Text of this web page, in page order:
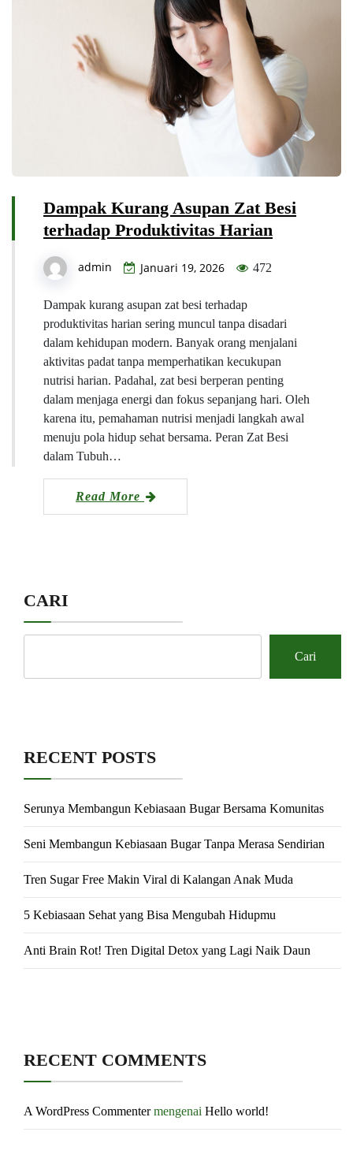
Dampak Kurang Asupan Zat Besi
terhadap Produktivitas Harian
admin Januari 19, 2026 472
Dampak kurang asupan zat besi terhadap
produktivitas harian sering muncul tanpa disadari
dalam kehidupan modern. Banyak orang menjalani
aktivitas padat tanpa memperhatikan kecukupan
nutrisi harian. Padahal, zat besi berperan penting
dalam menjaga energi dan fokus sepanjang hari. Oleh
karena itu, pemahaman nutrisi menjadi langkah awal
menuju pola hidup sehat bersama. Peran Zat Besi
dalam Tubuh…
Read More
CARI
Cari
RECENT POSTS
Serunya Membangun Kebiasaan Bugar Bersama Komunitas
Seni Membangun Kebiasaan Bugar Tanpa Merasa Sendirian
Tren Sugar Free Makin Viral di Kalangan Anak Muda
5 Kebiasaan Sehat yang Bisa Mengubah Hidupmu
Anti Brain Rot! Tren Digital Detox yang Lagi Naik Daun
RECENT COMMENTS
A WordPress Commentermengenai Hello world!